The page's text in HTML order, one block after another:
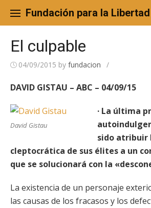
content
Fundación para la Libertad
El culpable
04/09/2015 by fundacion /
DAVID GISTAU – ABC – 04/09/15
David Gistau
· La última
sido atribuir
cleptocrática de sus élites a un
que se solucionará con la
La existencia de un personaje
las causas de los fracasos y los